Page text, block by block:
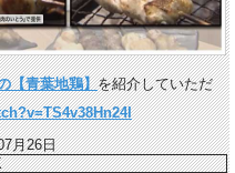
【青葉地鶏】を紹介していただ
月26日